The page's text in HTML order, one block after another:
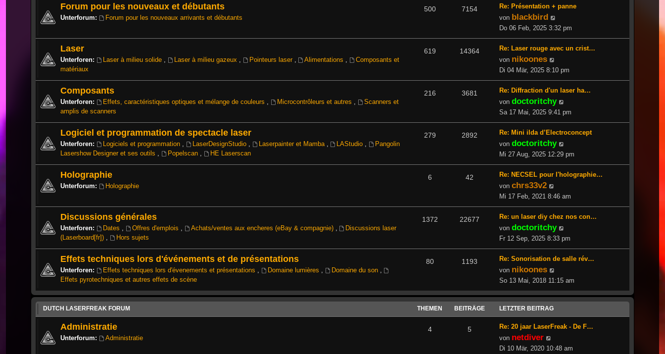
Forum pour les nouveaux et débutants
Unterforum: Forum pour les nouveaux arrivants et débutants
500 7154
Re: Présentation + panne
von blackbird
Beitrag
Do 06 Feb, 2025 3:32 pm
Laser
Unterforen: Laser à milieu solide Laser à milieu gazeux Pointeurs laser Alimentations
Composants et
matériaux
619 14364
Re: Laser rouge avec un crist…
von nikoones
Beitrag
Di 04 Mär, 2025 8:10 pm
Composants
Unterforen: Effets, caractéristiques optiques et mélange de couleurs Microcontrôleurs et autres
Scanners et
amplis de scanners
216 3681
Re: Diffraction d'un laser ha…
von doctoritchy
Beitrag
Sa 17 Mai, 2025 9:41 pm
Logiciel et programmation de spectacle laser
Unterforen: Logiciels et programmation LaserDesignStudio Laserpainter et Mamba LAStudio
Pangolin
Lasershow Designer et ses outils
Popelscan HE Laserscan
279 2892
Re: Mini ilda d’Electroconcept
von doctoritchy
Beitrag
Mi 27 Aug, 2025 12:29 pm
Holographie
Unterforum: Holographie
6 42
Re: NECSEL pour l'holographie…
von chrs33v2
Beitrag
Mi 17 Feb, 2021 8:46 am
Discussions générales
Unterforen: Dates Offres d'emplois Achats/ventes aux encheres (eBay & compagnie)
Discussions laser
(Laserboard[fr])
Hors sujets
1372 22677
Re: un laser diy chez nos con…
von doctoritchy
Beitrag
Fr 12 Sep, 2025 8:33 pm
Effets techniques lors d'événements et de présentations
Unterforen: Effets techniques lors d'évenements et présentations Domaine lumières Domaine du son
Effets pyrotechniques et autres effets de scène
80 1193
Re: Sonorisation de salle rév…
von nikoones
Beitrag
So 13 Mai, 2018 11:15 am
DUTCH LASERFREAK FORUM THEMEN BEITRÄGE LETZTER BEITRAG
Administratie
Unterforum: Administratie
4 5
Re: 20 jaar LaserFreak - De F…
von netdiver
Beitrag
Di 10 Mär, 2020 10:48 am